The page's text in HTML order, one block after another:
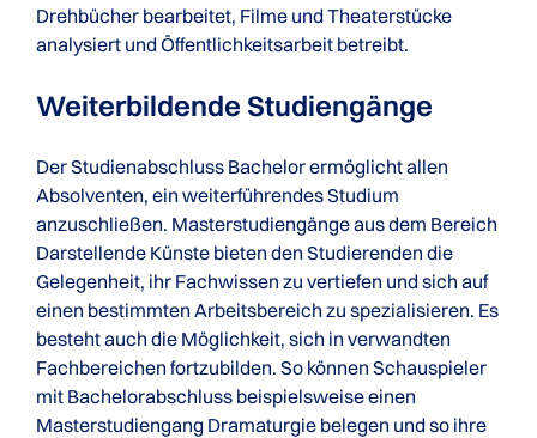
Drehbücher bearbeitet, Filme und Theaterstücke
analysiert und Öffentlichkeitsarbeit betreibt.
Weiterbildende Studiengänge
Der Studienabschluss Bachelor ermöglicht allen
Absolventen, ein weiterführendes Studium
anzuschließen. Masterstudiengänge aus dem Bereich
Darstellende Künste bieten den Studierenden die
Gelegenheit, ihr Fachwissen zu vertiefen und sich auf
einen bestimmten Arbeitsbereich zu spezialisieren. Es
besteht auch die Möglichkeit, sich in verwandten
Fachbereichen fortzubilden. So können Schauspieler
mit Bachelorabschluss beispielsweise einen
Masterstudiengang Dramaturgie belegen und so ihre